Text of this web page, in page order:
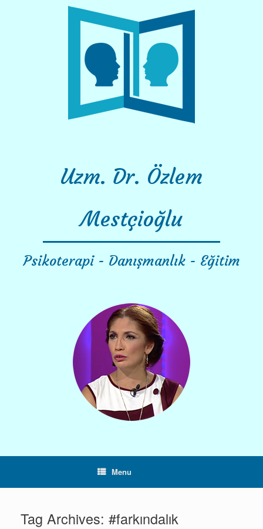
Uzm. Dr. Özlem
Mestçioğlu
Psikoterapi - Danışmanlık - Eğitim
Menu
Tag Archives: #farkındalık